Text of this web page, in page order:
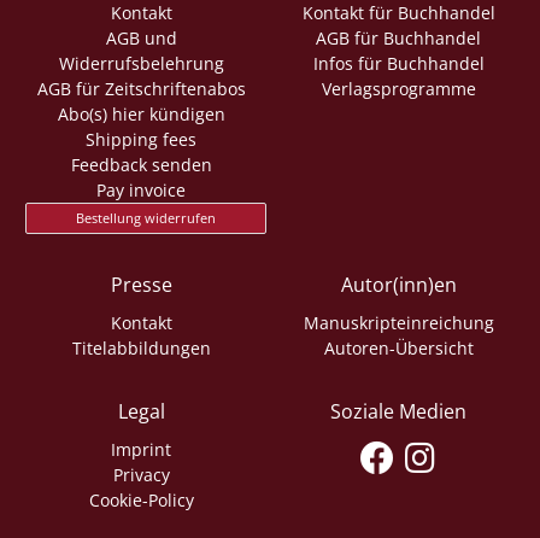
Kontakt
AGB und
Widerrufsbelehrung
AGB für Zeitschriftenabos
Abo(s) hier kündigen
Shipping fees
Feedback senden
Pay invoice
Bestellung widerrufen
Kontakt für Buchhandel
AGB für Buchhandel
Infos für Buchhandel
Verlagsprogramme
Presse
Kontakt
Titelabbildungen
Autor(inn)en
Manuskripteinreichung
Autoren-Übersicht
Legal
Imprint
Privacy
Cookie-Policy
Soziale Medien